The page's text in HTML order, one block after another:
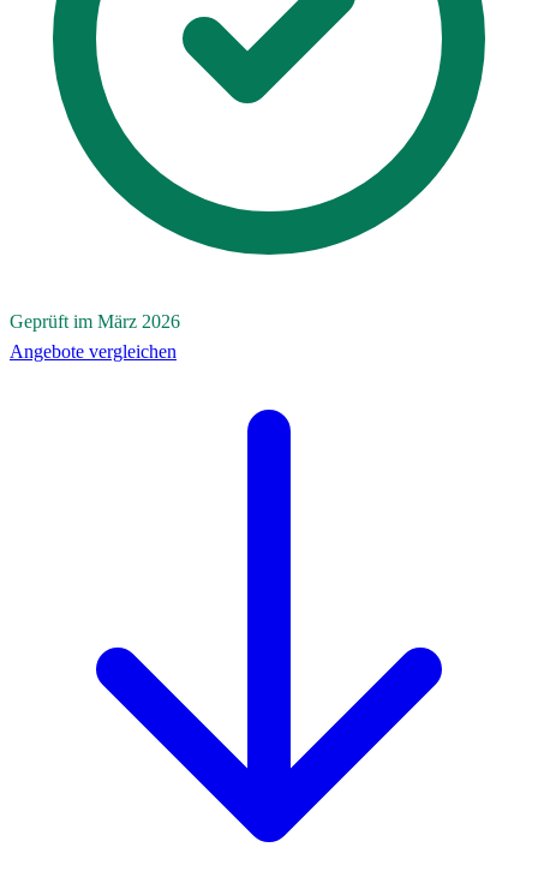
Geprüft im März 2026
Angebote vergleichen